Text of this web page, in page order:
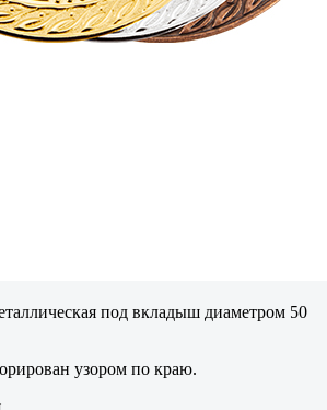
под вкладыш диаметром 50
узором по краю.